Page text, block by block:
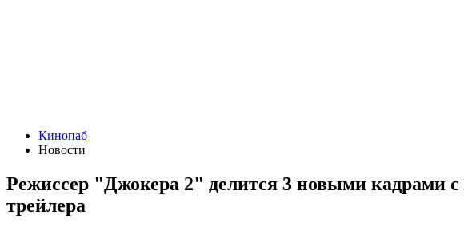
Кинопаб
Новости
Режиссер "Джокера 2" делится 3 новыми кадрами
трейлера